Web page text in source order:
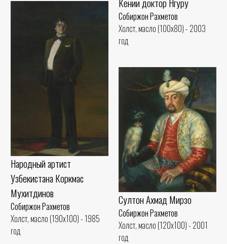
Собиржон Рахметов
Холст, масло (100x80) - 2003
год
Народный артист
Узбекистана Коркмас
Мухитдинов
Собиржон Рахметов
Холст, масло (190x100) - 1985
год
Султон Ахмад Мирзо
Собиржон Рахметов
Холст, масло (120x100) - 2001
год